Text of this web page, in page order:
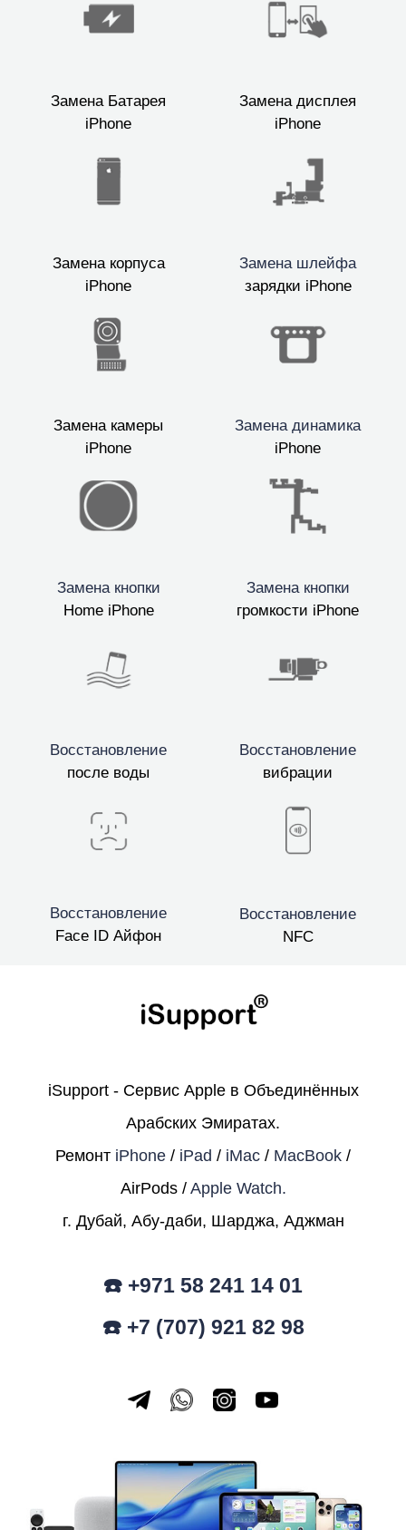
Замена Батарея
iPhone
Замена дисплея
iPhone
Замена корпуса
iPhone
Замена шлейфа
зарядки iPhone
Замена камеры
iPhone
Замена динамика
iPhone
Замена кнопки
Home iPhone
Замена кнопки
громкости iPhone
Восстановление
после воды
Восстановление
вибрации
Восстановление
Face ID Айфон
Восстановление
NFC
iSupport - Сервис Apple в Объединённых
Арабских Эмиратах.
Ремонт iPhone / iPad / iMac / MacBook /
AirPods / Apple Watch.
г. Дубай, Абу-даби, Шарджа, Аджман
☎️ +971 58 241 14 01
☎️ +7 (707) 921 82 98